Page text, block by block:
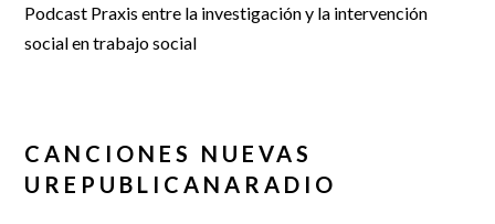
Podcast Praxis entre la investigación y la intervención
social en trabajo social
CANCIONES NUEVAS
UREPUBLICANARADIO